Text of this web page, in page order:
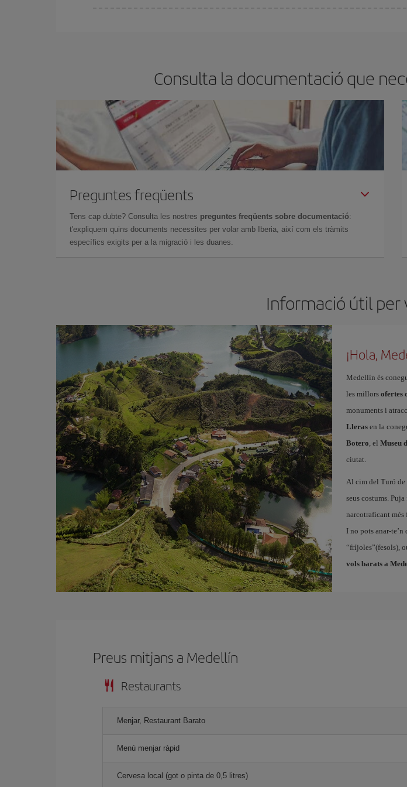
Consulta la documentació que
Preguntes freqüents
Tens cap dubte? Consulta les nostres preguntes freqüents sobre documentació:
t'expliquem quins documents necessites per volar amb Iberia, així com els tràmits
específics exigits per a la migració i les duanes.
Informació útil per
¡Hola,
Medellín és
les millors ofertes
monuments i
Llerasen la
Botero , el Museu
ciutat.
Al cim del Turó de
seus costums.
narcotraficant
I no pots anar-
“fríjoles”(fesols),
vols barats a
Preus mitjans a Medellín
Restaurants
Menjar, Restaurant Barato
Menú menjar ràpid
Cervesa local (got o pinta de 0,5 litres)